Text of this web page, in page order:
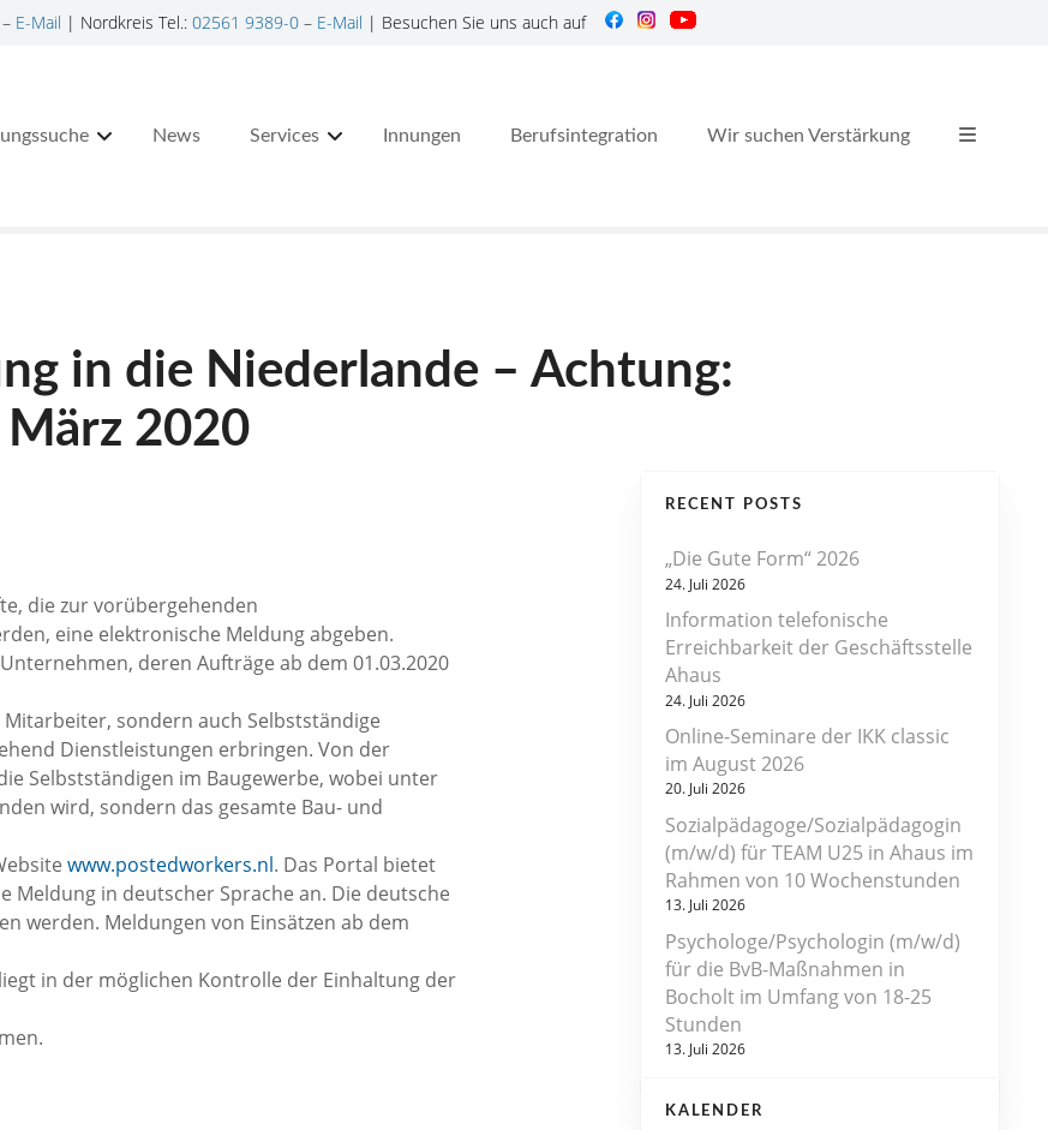
E-Mail | Nordkreis Tel.: 02561 9389-0– E-Mail | Besuchen Sie uns auch auf
News Services Innungen Berufsintegration Wir suchen Verstärkung
in die Niederlande – Achtung:
2020
die zur vorübergehenden
eine elektronische Meldung abgeben.
deren Aufträge ab dem 01.03.2020
sondern auch Selbstständige
Dienstleistungen erbringen. Von der
Selbstständigen im Baugewerbe, wobei unter
wird, sondern das gesamte Bau- und
www.postedworkers.nl. Das Portal bietet
Meldung in deutscher Sprache an. Die deutsche
werden. Meldungen von Einsätzen ab dem
in der möglichen Kontrolle der Einhaltung der
RECENT POSTS
„Die Gute Form“ 2026
24. Juli 2026
Information telefonische
Erreichbarkeit der Geschäftsstelle
Ahaus
24. Juli 2026
Online-Seminare der IKK classic
im August 2026
20. Juli 2026
Sozialpädagoge/Sozialpädagogin
(m/w/d) für TEAM U25 in Ahaus im
Rahmen von 10 Wochenstunden
13. Juli 2026
Psychologe/Psychologin (m/w/d)
für die BvB-Maßnahmen in
Bocholt im Umfang von 18-25
Stunden
13. Juli 2026
KALENDER